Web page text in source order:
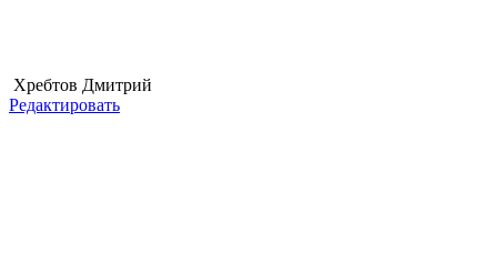
Хребтов Дмитрий
Редактировать